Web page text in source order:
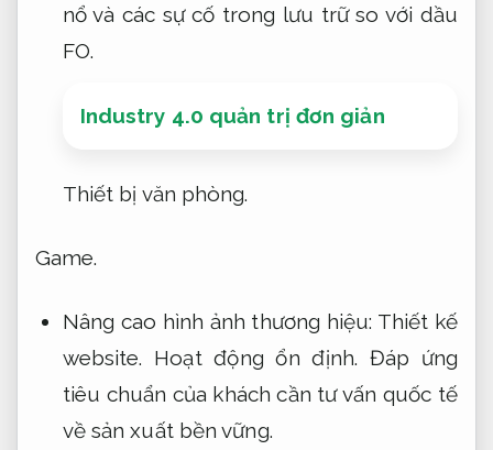
nổ và các sự cố trong lưu trữ so với dầu
FO.
Industry 4.0 quản trị đơn giản
Thiết bị văn phòng.
Game.
Nâng cao hình ảnh thương hiệu: Thiết kế
website. Hoạt động ổn định. Đáp ứng
tiêu chuẩn của khách cần tư vấn quốc tế
về sản xuất bền vững.